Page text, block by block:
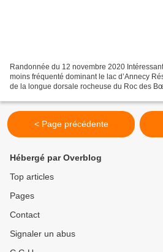
Randonnée du 12 novembre 2020
moins fréquenté dominant le lac d’Annecy
de la longue dorsale rocheuse du Roc des
< Page précédente
Hébergé par Overblog
Top articles
Pages
Contact
Signaler un abus